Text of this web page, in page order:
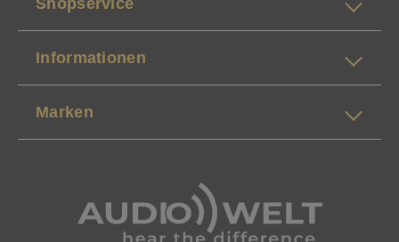
Informationen
Marken